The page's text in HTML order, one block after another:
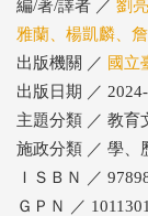
編/著/譯者 ／ 劉
雅蘭、楊凱麟、
出版機關 ／ 國立
出版日期 ／
主題分類 ／ 教育
施政分類 ／ 學、
ＩＳＢＮ ／
ＧＰＮ ／